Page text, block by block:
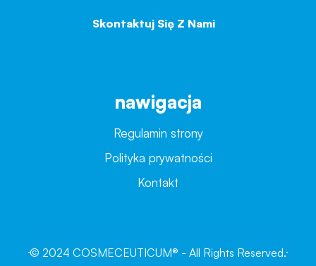
Skontaktuj Się Z Nami
nawigacja
Regulamin strony
Polityka prywatności
Kontakt
© 2024 COSMECEUTICUM® - All Rights Reserved.